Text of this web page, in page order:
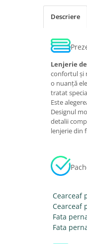
Descriere
Lenjerie
confortul și
o nuanță
tratat
Este
Designul
detalii
lenjerie din
Cearceaf
Cearceaf
Fata
Fata